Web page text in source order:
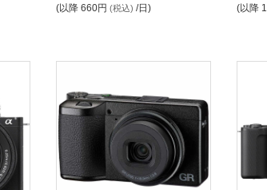
(以降 660円 (税込) /日) (以降